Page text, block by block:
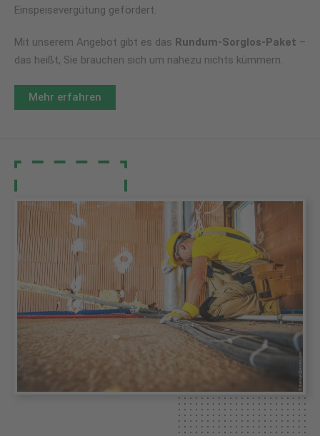
Einspeisevergütung gefördert.
Mit unserem Angebot gibt es das Rundum-Sorglos-Paket –
das heißt, Sie brauchen sich um nahezu nichts kümmern.
Mehr erfahren